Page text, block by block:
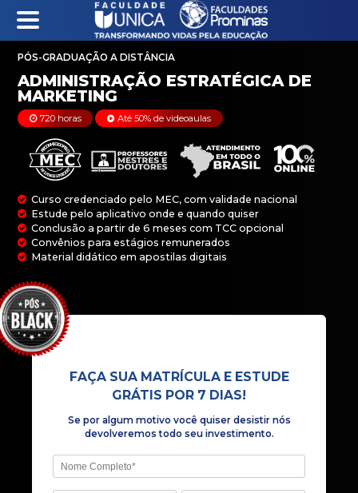
PÓS-GRADUAÇÃO A DISTÂNCIA
ADMINISTRAÇÃO
MARKETING
720 horas Até 50% de videoaulas
Estude pelo aplicativo onde e quando quiser
Conclusão a partir de 6 meses com TCC
Convênios para estágios remunerados
Material didático em apostilas digitais